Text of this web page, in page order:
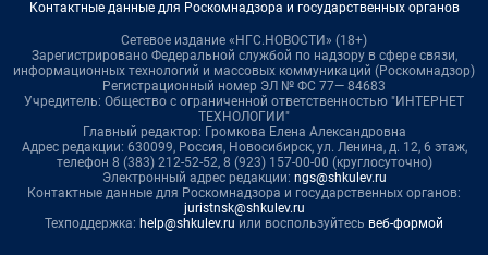
Контактные данные для Роскомнадзора и государственных органов
Сетевое издание «НГС.НОВОСТИ» (18+)
Зарегистрировано Федеральной службой по надзору в сфере связи,
информационных технологий и массовых коммуникаций (Роскомнадзор)
Регистрационный номер ЭЛ № ФС 77— 84683
Учредитель: Общество с ограниченной ответственностью "ИНТЕРНЕТ
ТЕХНОЛОГИИ"
Главный редактор: Громкова Елена Александровна
Адрес редакции: 630099, Россия, Новосибирск, ул. Ленина, д. 12, 6 этаж,
телефон 8 (383) 212-52-52, 8 (923) 157-00-00 (круглосуточно)
Электронный адрес редакции: ngs@shkulev.ru
Контактные данные для Роскомнадзора и государственных органов:
juristnsk@shkulev.ru
Техподдержка: help@shkulev.ru или воспользуйтесь веб-формой